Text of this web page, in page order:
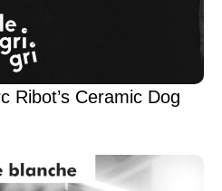
Ribot’s Ceramic Dog